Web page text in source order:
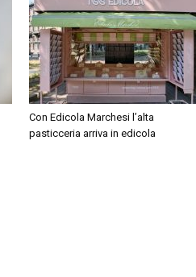
Con Edicola Marchesi l’alta
pasticceria arriva in edicola